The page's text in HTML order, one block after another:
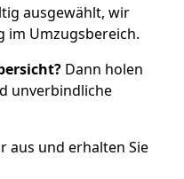
ausgewählt, wir
im Umzugsbereich.
Dann holen
unverbindliche
aus und erhalten Sie